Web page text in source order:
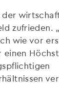
zufrieden.
wie vor
einen